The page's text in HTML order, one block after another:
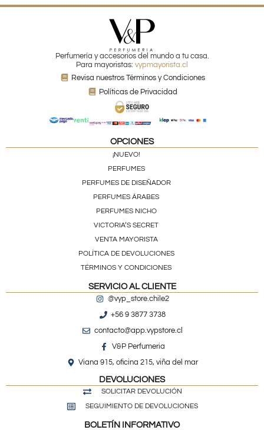
Perfumería y accesorios del mundo a tu casa.
Para mayoristas: vypmayorista.cl
Revisa nuestros Términos y Condiciones
Políticas de Privacidad
OPCIONES
¡NUEVO!
PERFUMES
PERFUMES DE DISEÑADOR
PERFUMES ÁRABES
PERFUMES NICHO
VICTORIA’S SECRET
VENTA MAYORISTA
POLÍTICA DE DEVOLUCIONES
TÉRMINOS Y CONDICIONES
SERVICIO AL CLIENTE
@vyp_store.chile2
+56 9 3877 3738
contacto@app.vypstore.cl
V&P Perfumeria
Viana 915, oficina 215, viña del mar
DEVOLUCIONES
SOLICITAR DEVOLUCIÓN
SEGUIMIENTO DE DEVOLUCIONES
BOLETÍN INFORMATIVO